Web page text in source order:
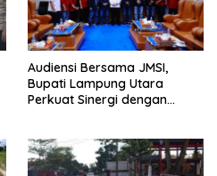
Audiensi Bersama JMSI,
Bupati Lampung Utara
Perkuat Sinergi dengan